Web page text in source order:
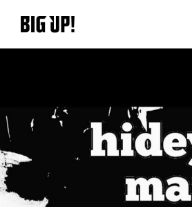
ニュース
料金プラン
サポート